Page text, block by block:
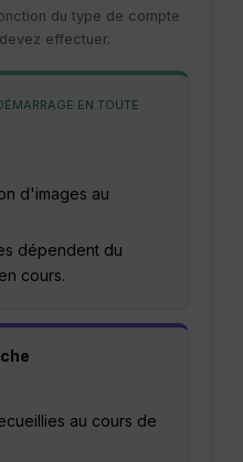
du type de compte
effectuer.
EN TOUTE
d'images au
dépendent du
cours.
au cours de